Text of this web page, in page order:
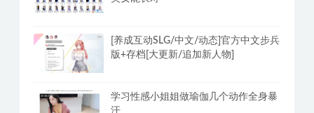
[养成互动SLG/中文/动态]官方中文步兵
版+存档[大更新/追加新人物]
学习性感小姐姐做瑜伽几个动作全身暴
汗